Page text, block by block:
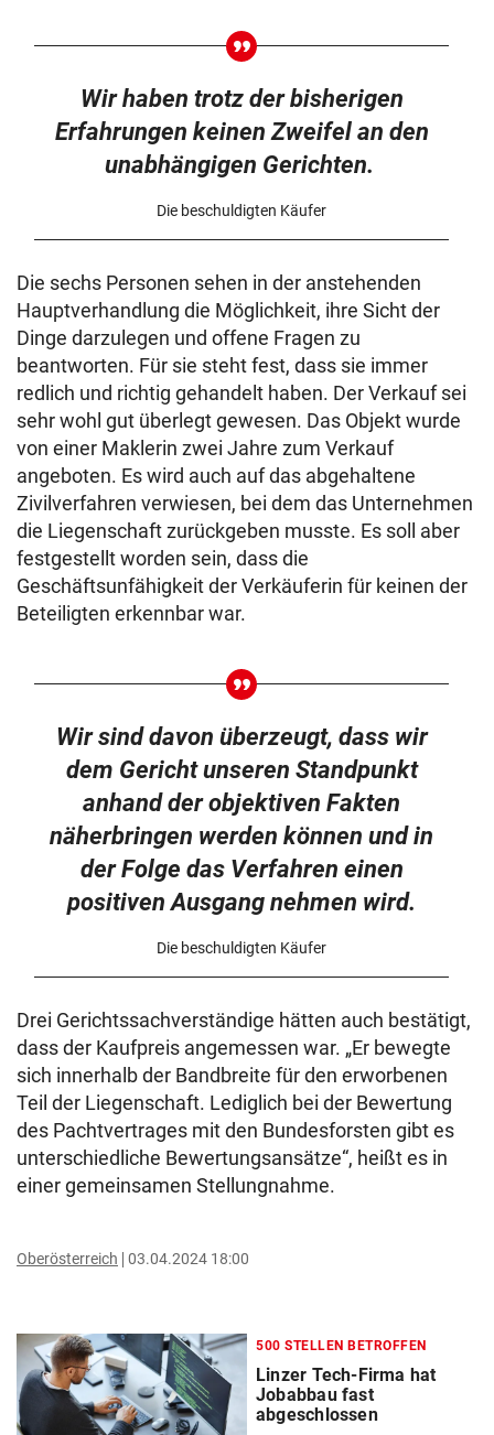
Wir haben trotz der bisherigen
Erfahrungen keinen Zweifel an den
unabhängigen Gerichten.
Die beschuldigten Käufer
Die sechs Personen sehen in der anstehenden
Hauptverhandlung die Möglichkeit, ihre Sicht der
Dinge darzulegen und offene Fragen zu
beantworten. Für sie steht fest, dass sie immer
redlich und richtig gehandelt haben. Der Verkauf sei
sehr wohl gut überlegt gewesen. Das Objekt wurde
von einer Maklerin zwei Jahre zum Verkauf
angeboten. Es wird auch auf das abgehaltene
Zivilverfahren verwiesen, bei dem das Unternehmen
die Liegenschaft zurückgeben musste. Es soll aber
festgestellt worden sein, dass die
Geschäftsunfähigkeit der Verkäuferin für keinen der
Beteiligten erkennbar war.
Wir sind davon überzeugt, dass wir
dem Gericht unseren Standpunkt
anhand der objektiven Fakten
näherbringen werden können und in
der Folge das Verfahren einen
positiven Ausgang nehmen wird.
Die beschuldigten Käufer
Drei Gerichtssachverständige hätten auch bestätigt,
dass der Kaufpreis angemessen war. „Er bewegte
sich innerhalb der Bandbreite für den erworbenen
Teil der Liegenschaft. Lediglich bei der Bewertung
des Pachtvertrages mit den Bundesforsten gibt es
unterschiedliche Bewertungsansätze“, heißt es in
einer gemeinsamen Stellungnahme.
Oberösterreich 03.04.2024 18:00
500 STELLEN BETROFFEN
Linzer Tech-Firma hat
Jobabbau fast
abgeschlossen